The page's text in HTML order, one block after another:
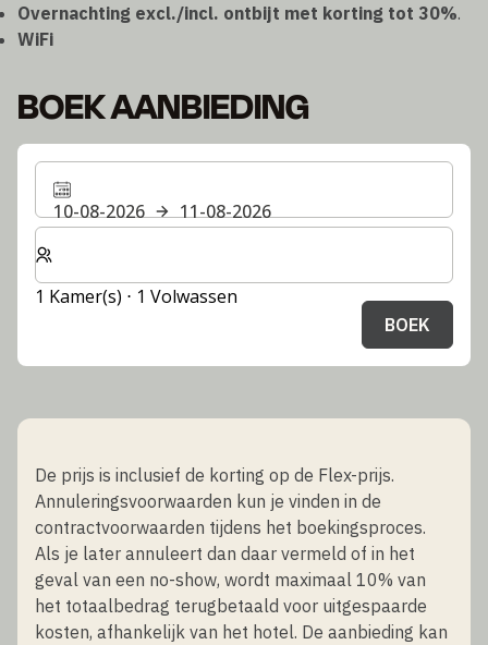
Overnachting excl./incl. ontbijt met korting tot 30%.
WiFi
BOEK AANBIEDING
10-08-2026
11-08-2026
Selecteer het aantal kamers en gasten voor je verblijf
1 Kamer(s) ⋅ 1 Volwassen
BOEK
De prijs is inclusief de korting op de Flex-prijs.
Annuleringsvoorwaarden kun je vinden in de
contractvoorwaarden tijdens het boekingsproces.
Als je later annuleert dan daar vermeld of in het
geval van een no-show, wordt maximaal 10% van
het totaalbedrag terugbetaald voor uitgespaarde
kosten, afhankelijk van het hotel. De aanbieding kan